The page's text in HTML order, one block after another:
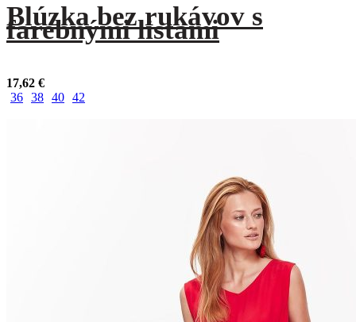
Blúzka bez rukávov s
farebnými listami
17,62 €
36 38 40 42